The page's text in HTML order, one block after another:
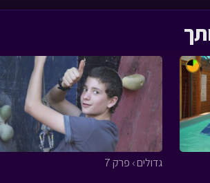
גדולים › פרק 7